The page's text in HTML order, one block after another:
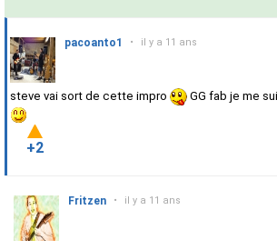
pacoanto1 • il y a 11 ans
steve vai sort de cette impro GG fab je me
+2
Fritzen • il y a 11 ans